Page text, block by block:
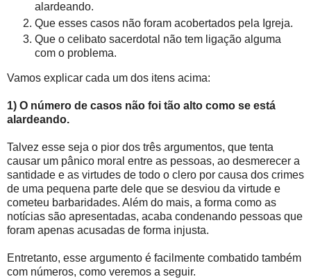
alardeando.
Que esses casos não foram acobertados pela Igreja.
Que o celibato sacerdotal não tem ligação alguma
com o problema.
Vamos explicar cada um dos itens acima:
1) O número de casos não foi tão alto como se está
alardeando.
Talvez esse seja o pior dos três argumentos, que tenta
causar um pânico moral entre as pessoas, ao desmerecer a
santidade e as virtudes de todo o clero por causa dos crimes
de uma pequena parte dele que se desviou da virtude e
cometeu barbaridades. Além do mais, a forma como as
notícias são apresentadas, acaba condenando pessoas que
foram apenas acusadas de forma injusta.
Entretanto, esse argumento é facilmente combatido também
com números, como veremos a seguir.